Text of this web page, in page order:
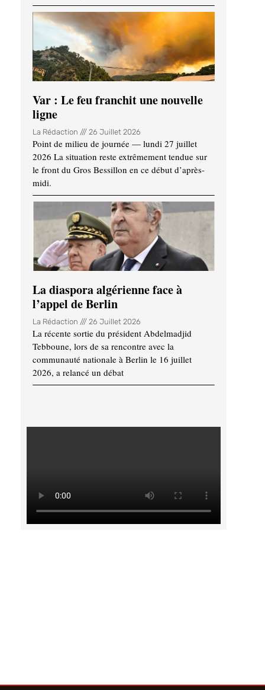
Var : Le feu franchit une nouvelle
ligne
La Rédaction 26 Juillet 2026
Point de milieu de journée — lundi 27 juillet
2026 La situation reste extrêmement tendue sur
le front du Gros Bessillon en ce début d’après-
midi.
La diaspora algérienne face à
l’appel de Berlin
La Rédaction 26 Juillet 2026
La récente sortie du président Abdelmadjid
Tebboune, lors de sa rencontre avec la
communauté nationale à Berlin le 16 juillet
2026, a relancé un débat